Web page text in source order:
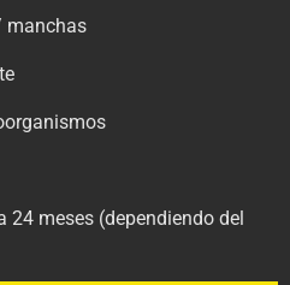
manchas
24 meses (dependiendo del